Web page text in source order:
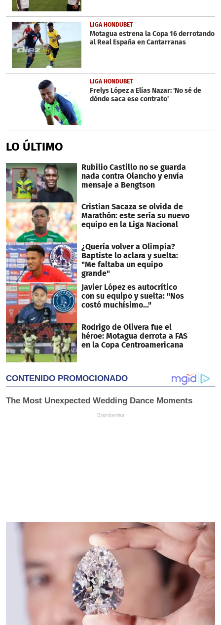
LIGA HONDUBET
Motagua estrena la Copa 16 derrotando
al Real España en Cantarranas
LIGA HONDUBET
Frelys López a Elías Nazar: 'No sé de
dónde saca ese contrato'
LO ÚLTIMO
Rubilio Castillo no se guarda
nada contra Olancho y envía
mensaje a Bengtson
Cristian Sacaza se olvida de
Marathón: este sería su nuevo
equipo en la Liga Nacional
¿Quería volver a Olimpia?
Baptiste lo aclara y suelta:
"Me faltaba un equipo
grande"
Javier López es autocrítico
con su equipo y suelta: "Nos
costó muchísimo..."
Rodrigo de Olivera fue el
héroe: Motagua derrota a FAS
en la Copa Centroamericana